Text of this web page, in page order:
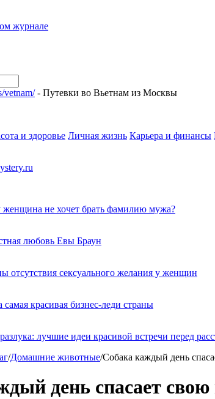
журнале
vetnam/- Путевки во Вьетнам из Москвы
и здоровье Личная жизнь Карьера и финансы
не хочет брать фамилию мужа?
любовь Евы Браун
отсутствия сексуального желания у женщин
самая красивая бизнес-леди страны
лучшие идеи красивой встречи перед
/Домашние животные/Собака каждый день
день спасает